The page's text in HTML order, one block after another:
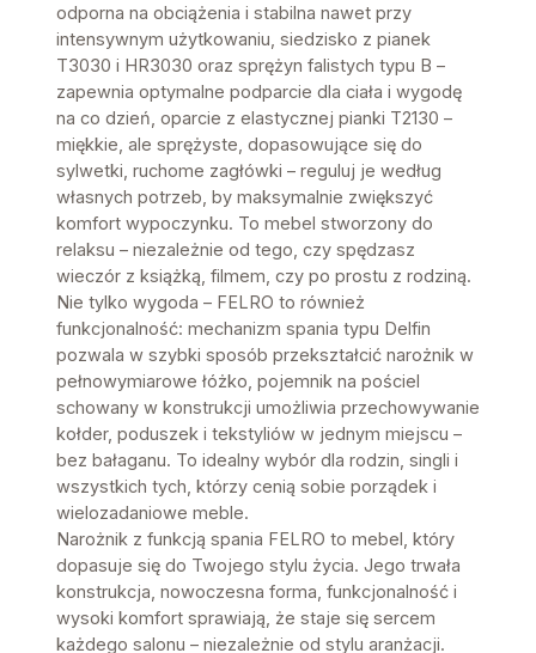
odporna na obciążenia i stabilna nawet przy
intensywnym użytkowaniu, siedzisko z pianek
T3030 i HR3030 oraz sprężyn falistych typu B –
zapewnia optymalne podparcie dla ciała i wygodę
na co dzień, oparcie z elastycznej pianki T2130 –
miękkie, ale sprężyste, dopasowujące się do
sylwetki, ruchome zagłówki – reguluj je według
własnych potrzeb, by maksymalnie zwiększyć
komfort wypoczynku. To mebel stworzony do
relaksu – niezależnie od tego, czy spędzasz
wieczór z książką, filmem, czy po prostu z rodziną.
Nie tylko wygoda – FELRO to również
funkcjonalność: mechanizm spania typu Delfin
pozwala w szybki sposób przekształcić narożnik w
pełnowymiarowe łóżko, pojemnik na pościel
schowany w konstrukcji umożliwia przechowywanie
kołder, poduszek i tekstyliów w jednym miejscu –
bez bałaganu. To idealny wybór dla rodzin, singli i
wszystkich tych, którzy cenią sobie porządek i
wielozadaniowe meble.
Narożnik z funkcją spania FELRO to mebel, który
dopasuje się do Twojego stylu życia. Jego trwała
konstrukcja, nowoczesna forma, funkcjonalność i
wysoki komfort sprawiają, że staje się sercem
każdego salonu – niezależnie od stylu aranżacji.